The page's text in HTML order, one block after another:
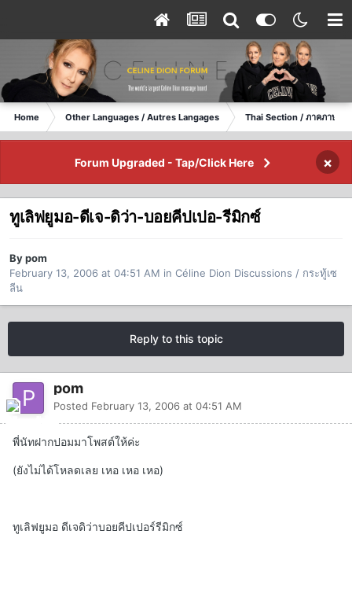
Home Other Languages / Autres Langages Thai Section / ภาคภาษาไ
Forum Upgraded - Tap/Click Here ×
ทูเลิฟยูมอ-ดีเจ-ดิว่า-บอยคีปเปอ-รีมิกซ์
By pom
February 13, 2006 at 04:51 AM in Céline Dion Discussions / กระทู้เซ
ลีน
Reply to this topic
pom
Posted February 13, 2006 at 04:51 AM
พี่นัทฝากปอมมาโพสต์ให้ค่ะ
(ยังไม่ได้โหลดเลย เหอ เหอ เหอ)
ทูเลิฟยูมอ ดีเจดิว่าบอยคีปเปอร์รีมิกซ์